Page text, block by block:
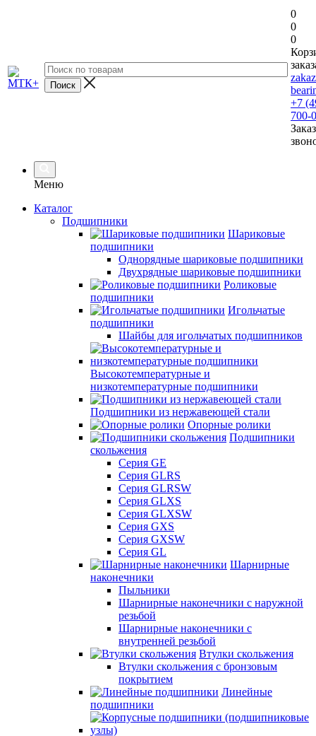
0
0
0
+7
700-
Меню
Каталог
Подшипники
Шариковые
подшипники
Однорядные шариковые подшипники
Двухрядные шариковые подшипники
Роликовые
подшипники
Игольчатые
подшипники
Шайбы для игольчатых подшипников
Высокотемпературные и
низкотемпературные подшипники
Подшипники из нержавеющей стали
Опорные ролики
Подшипники
скольжения
Серия GE
Серия GLRS
Серия GLRSW
Серия GLXS
Серия GLXSW
Серия GXS
Серия GXSW
Серия GL
Шарнирные
наконечники
Пыльники
Шарнирные наконечники с наружной
резьбой
Шарнирные наконечники с
внутренней резьбой
Втулки скольжения
Втулки скольжения с бронзовым
покрытием
Линейные
подшипники